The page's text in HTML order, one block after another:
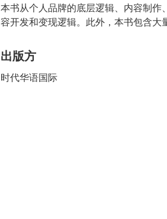
本书从个人品牌的底层逻辑、内容制
容开发和变现逻辑。此外，本书包含大
出版方
时代华语国际